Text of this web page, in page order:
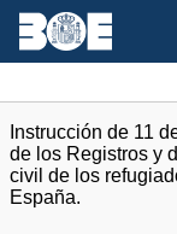
Instrucción de 11
de los Registros y
civil de los
España.